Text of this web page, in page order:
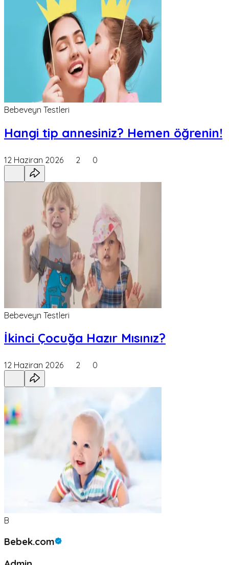
Bebeveyn Testleri
Hangi tip annesiniz? Hemen öğrenin!
12 Haziran 2026 2 0
Bebeveyn Testleri
İkinci Çocuğa Hazır Mısınız?
12 Haziran 2026 2 0
B
Bebek.com